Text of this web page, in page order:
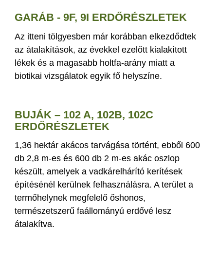
GARÁB - 9F, 9I ERDŐRÉSZLETEK
Az itteni tölgyesben már korábban elkezdődtek
az átalakítások, az évekkel ezelőtt kialakított
lékek és a magasabb holtfa-arány miatt a
biotikai vizsgálatok egyik fő helyszíne.
BUJÁK – 102 A, 102B, 102C
ERDŐRÉSZLETEK
1,36 hektár akácos tarvágása történt, ebből 600
db 2,8 m-es és 600 db 2 m-es akác oszlop
készült, amelyek a vadkárelhárító kerítések
építésénél kerülnek felhasználásra. A terület a
termőhelynek megfelelő őshonos,
természetszerű faállományú erdővé lesz
átalakítva.